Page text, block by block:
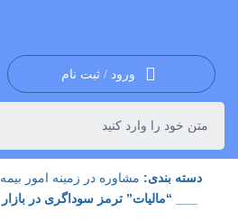
ورود / ثبت نام
دسته بندی: مشاوره در زمینه امور
___ “مالیات” ترمز سوداگری در